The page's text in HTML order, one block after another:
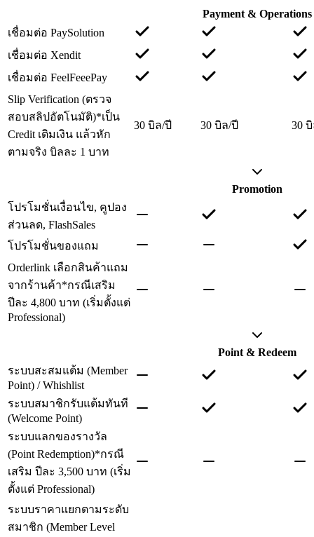
Payment & Operations
เชื่อมต่อ PaySolution
เชื่อมต่อ Xendit
เชื่อมต่อ FeelFeeePay
Slip Verification (ตรวจ
สอบสลิปอัตโนมัติ)*เป็น
Credit เติมเงิน แล้วหัก
ตามจริง บิลละ 1 บาท
30 บิล/ปี 30 บิล/ปี 30
Promotion
โปรโมชั่นเงื่อนไข, คูปอง
ส่วนลด, FlashSales
โปรโมชั่นของแถม
Orderlink เลือกสินค้าแถม
จากร้านค้า*กรณีเสริม
ปีละ 4,800 บาท (เริ่มตั้งแต่
Professional)
Point & Redeem
ระบบสะสมแต้ม (Member
Point) / Whishlist
ระบบสมาชิกรับแต้มทันที
(Welcome Point)
ระบบแลกของรางวัล
(Point Redemption)*กรณี
เสริม ปีละ 3,500 บาท (เริ่ม
ตั้งแต่ Professional)
ระบบราคาแยกตามระดับ
สมาชิก (Member Level